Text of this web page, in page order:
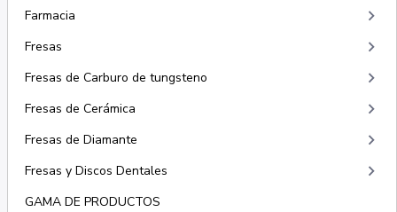
Farmacia
keyboard_arrow_right
Fresas keyboard_arrow_right
Fresas de Carburo de tungsteno keyboard_arrow_right
Fresas de Cerámica keyboard_arrow_right
Fresas de Diamante keyboard_arrow_right
Fresas y Discos Dentales keyboard_arrow_right
GAMA DE PRODUCTOS